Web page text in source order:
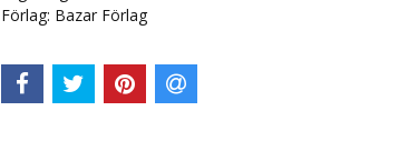
Förlag: Bazar Förlag